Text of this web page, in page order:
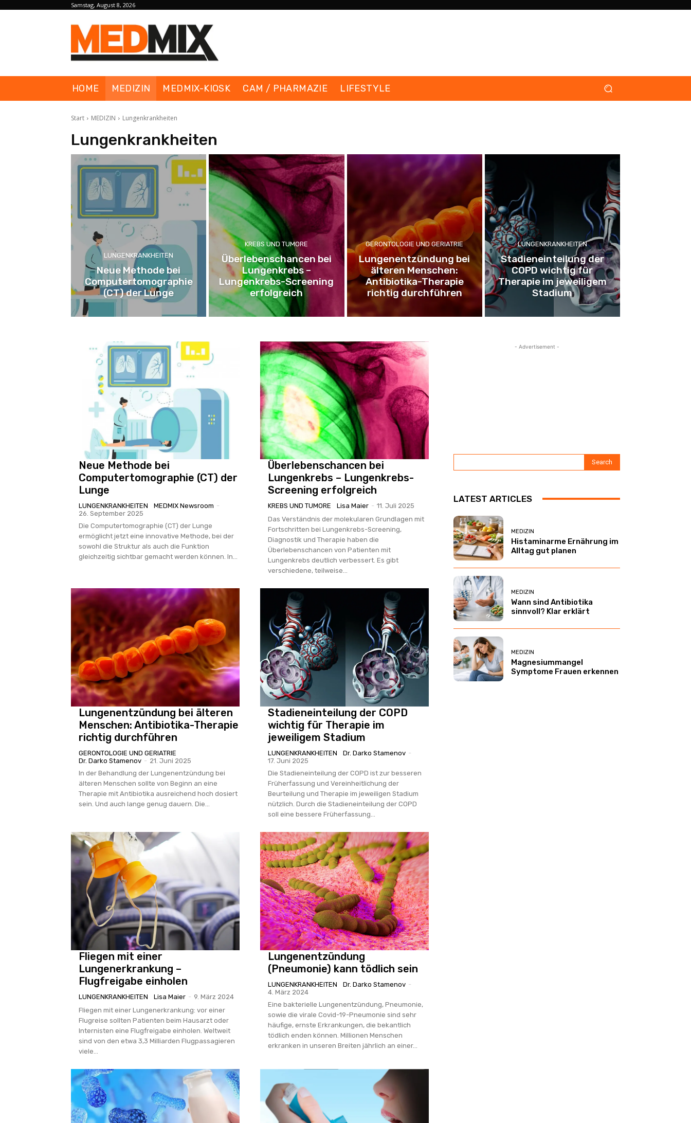
Samstag, August 8, 2026
HOME MEDIZIN MEDMIX-KIOSK CAM / PHARMAZIE LIFESTYLE
Start MEDIZIN Lungenkrankheiten
Lungenkrankheiten
LUNGENKRANKHEITEN
Neue Methode bei
Computertomographie
(CT) der Lunge
KREBS UND TUMORE
Überlebenschancen bei
Lungenkrebs –
Lungenkrebs-Screening
erfolgreich
GERONTOLOGIE UND GERIATRIE
Lungenentzündung bei
älteren Menschen:
Antibiotika-Therapie
richtig durchführen
LUNGENKRANKHEITEN
Stadieneinteilung der
COPD wichtig für
Therapie im jeweiligem
Stadium
Neue Methode bei
Computertomographie (CT) der
Lunge
LUNGENKRANKHEITEN MEDMIX Newsroom -
26. September 2025
Die Computertomographie (CT) der Lunge
ermöglicht jetzt eine innovative Methode, bei der
sowohl die Struktur als auch die Funktion
gleichzeitig sichtbar gemacht werden können. In...
Überlebenschancen bei
Lungenkrebs – Lungenkrebs-
Screening erfolgreich
KREBS UND TUMORE Lisa Maier - 11. Juli 2025
Das Verständnis der molekularen Grundlagen mit
Fortschritten bei Lungenkrebs-Screening,
Diagnostik und Therapie haben die
Überlebenschancen von Patienten mit
Lungenkrebs deutlich verbessert. Es gibt
verschiedene, teilweise...
Lungenentzündung bei älteren
Menschen: Antibiotika-Therapie
richtig durchführen
GERONTOLOGIE UND GERIATRIE
Dr. Darko Stamenov - 21. Juni 2025
In der Behandlung der Lungenentzündung bei
älteren Menschen sollte von Beginn an eine
Therapie mit Antibiotika ausreichend hoch dosiert
sein. Und auch lange genug dauern. Die...
Stadieneinteilung der COPD
wichtig für Therapie im
jeweiligem Stadium
LUNGENKRANKHEITEN Dr. Darko Stamenov -
17. Juni 2025
Die Stadieneinteilung der COPD ist zur besseren
Früherfassung und Vereinheitlichung der
Beurteilung und Therapie im jeweiligen Stadium
nützlich. Durch die Stadieneinteilung der COPD
soll eine bessere Früherfassung...
Fliegen mit einer
Lungenerkrankung –
Flugfreigabe einholen
LUNGENKRANKHEITEN Lisa Maier - 9. März 2024
Fliegen mit einer Lungenerkrankung: vor einer
Flugreise sollten Patienten beim Hausarzt oder
Internisten eine Flugfreigabe einholen. Weltweit
sind von den etwa 3,3 Milliarden Flugpassagieren
viele...
Lungenentzündung
(Pneumonie) kann tödlich sein
LUNGENKRANKHEITEN Dr. Darko Stamenov -
4. März 2024
Eine bakterielle Lungenentzündung, Pneumonie,
sowie die virale Covid-19-Pneumonie sind sehr
häufige, ernste Erkrankungen, die bekantlich
tödlich enden können. Millionen Menschen
erkranken in unseren Breiten jährlich an einer...
- Advertisement -
Search
LATEST ARTICLES
MEDIZIN
Histaminarme Ernährung im
Alltag gut planen
MEDIZIN
Wann sind Antibiotika
sinnvoll? Klar erklärt
MEDIZIN
Magnesiummangel
Symptome Frauen erkennen